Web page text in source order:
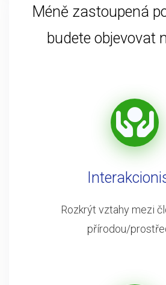
Méně zastoupená
budete objevovat
Rozkrýt vztahy mezi
přírodou/